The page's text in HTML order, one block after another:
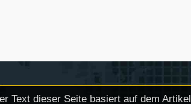
Text dieser Seite basiert auf dem Artikel